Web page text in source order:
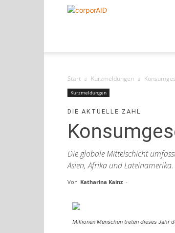
corporAID
Start Kurzmeldungen
Kurzmeldungen
DIE AKTUELLE ZAHL
Die globale Mittelschicht
Asien, Afrika und Lateinamerika.
Von Katharina Kainz -
Millionen Menschen treten dieses Jahr